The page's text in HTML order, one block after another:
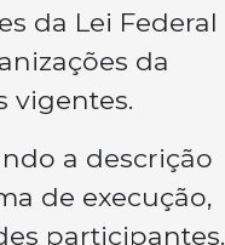
da Lei Federal
da
vigentes.
a descrição
de execução,
participantes.